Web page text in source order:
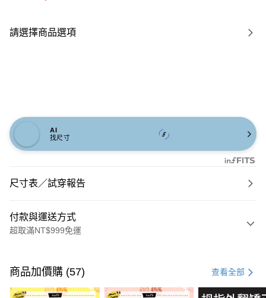
請選擇商品選項
AI
找尺寸
尺寸表／試穿報告
付款與運送方式
超取滿NT$999免運
信用卡一次付款
信用卡分期付款
商品加價購 (57) 查看全部